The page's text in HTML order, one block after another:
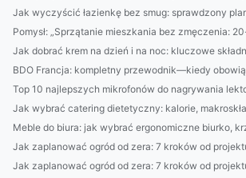
Jak wyczyścić łazienkę bez smug: sprawdzony
Pomysł: „Sprzątanie mieszkania bez zmęczenia:
Jak dobrać krem na dzień i na noc: kluczowe
BDO Francja: kompletny przewodnik—kiedy
Top 10 najlepszych mikrofonów do nagrywania
Jak wybrać catering dietetyczny: kalorie,
Meble do biura: jak wybrać ergonomiczne biurko,
Jak zaplanować ogród od zera: 7 kroków od
Jak zaplanować ogród od zera: 7 kroków od